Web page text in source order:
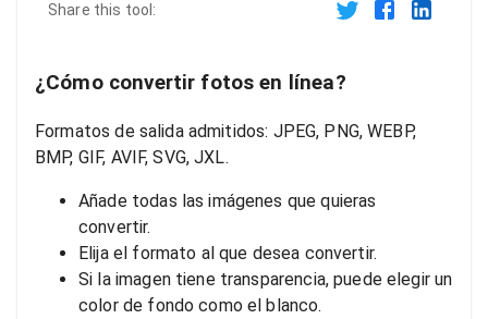
Share this tool:
¿Cómo convertir fotos en línea?
Formatos de salida admitidos: JPEG, PNG, WEBP,
BMP, GIF, AVIF, SVG, JXL.
Añade todas las imágenes que quieras
convertir.
Elija el formato al que desea convertir.
Si la imagen tiene transparencia, puede elegir un
color de fondo como el blanco.